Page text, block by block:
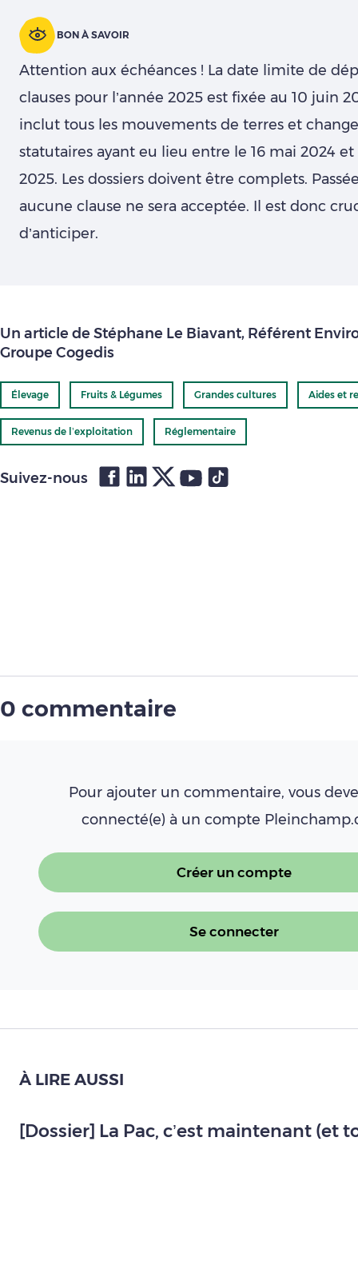
BON À SAVOIR
Attention aux échéances ! La date limite de
clauses pour l’année 2025 est fixée au 10 juin
inclut tous les mouvements de terres et
statutaires ayant eu lieu entre le 16 mai 2024 et
2025. Les dossiers doivent être complets.
aucune clause ne sera acceptée. Il est donc
d’anticiper.
Un article de Stéphane Le Biavant, Référent
Groupe Cogedis
Élevage Fruits & Légumes Grandes cultures Aides et
Revenus de l’exploitation Réglementaire
Suivez-nous
0 commentaire
Pour ajouter un commentaire, vous
connecté(e) à un compte
Créer un compte
Se connecter
À LIRE AUSSI
[Dossier] La Pac, c’est maintenant (et